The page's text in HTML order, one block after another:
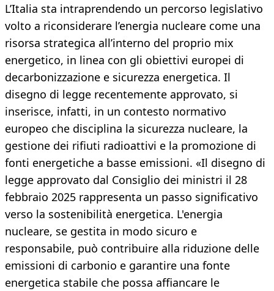
L’Italia sta intraprendendo un percorso legislativo
volto a riconsiderare l’energia nucleare come una
risorsa strategica all’interno del proprio mix
energetico, in linea con gli obiettivi europei di
decarbonizzazione e sicurezza energetica. Il
disegno di legge recentemente approvato, si
inserisce, infatti, in un contesto normativo
europeo che disciplina la sicurezza nucleare, la
gestione dei rifiuti radioattivi e la promozione di
fonti energetiche a basse emissioni. «Il disegno di
legge approvato dal Consiglio dei ministri il 28
febbraio 2025 rappresenta un passo significativo
verso la sostenibilità energetica. L'energia
nucleare, se gestita in modo sicuro e
responsabile, può contribuire alla riduzione delle
emissioni di carbonio e garantire una fonte
energetica stabile che possa affiancare le